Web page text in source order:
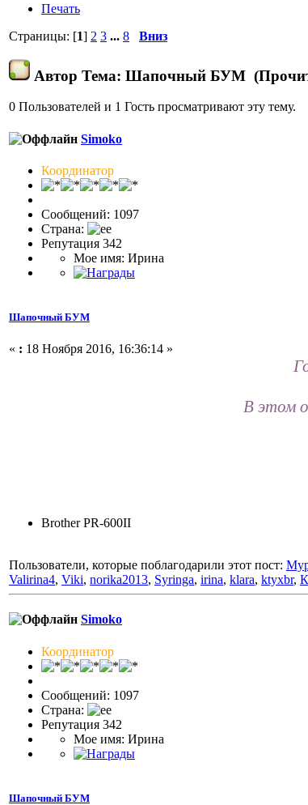
Печать
Страницы: [1] 2 3 ... 8 Вниз
Автор Тема: Шапочный БУМ
0 Пользователей и 1 Гость просматривают эту тему.
Simoko
Координатор
Сообщений: 1097
Страна:
Репутация 342
Мое имя: Ирина
Шапочный БУМ
« : 18 Ноября 2016, 16:36:14 »
В этом
Brother PR-600II
Пользователи, которые поблагодарили этот пост:
Valirina4, Viki, norika2013, Syringa, irina, klara, ktyxbr,
Simoko
Координатор
Сообщений: 1097
Страна:
Репутация 342
Мое имя: Ирина
Шапочный БУМ